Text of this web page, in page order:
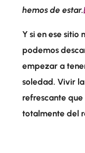
hemos de estar.
Y si en ese sitio
podemos
empezar a
soledad. Vivir
refrescante
totalmente del